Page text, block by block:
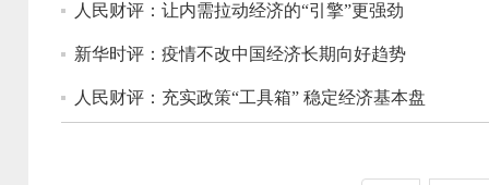
人民财评：让内需拉动经济的“引擎”更强劲
新华时评：疫情不改中国经济长期向好趋势
人民财评：充实政策“工具箱” 稳定经济基本盘